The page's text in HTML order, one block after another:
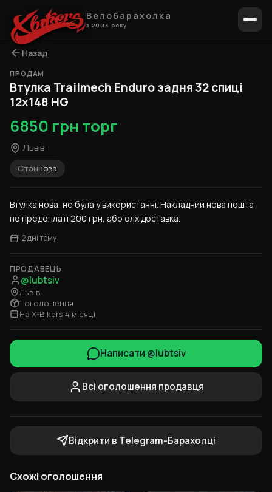
Велобарахолка
з 2003 року
Назад
ПРОДАМ
Втулка Trailmech Enduro задня 32 спиці
12x148 HG
6850 грн торг
Львів
Станнова
Втулка нова, не була у використанні. Накладний нова пошта
по предоплаті 200 грн, або олх доставка.
2 дні тому
ПРОДАВЕЦЬ
@lubtsiv
Львів
1 оголошення
На X-Bikers 4 місяці
Написати @lubtsiv
Всі оголошення продавця
Відкрити в Telegram-Барахолці
Схожі оголошення